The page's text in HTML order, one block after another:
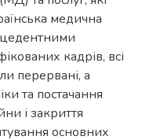
медична
кадрів, всі
перервані, а
та постачання
і закриття
основних